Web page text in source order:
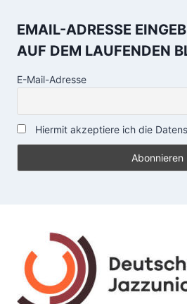
EMAIL-ADRESSE
AUF DEM LAUFENDEN
E-Mail-Adresse
Hiermit akzeptiere ich die